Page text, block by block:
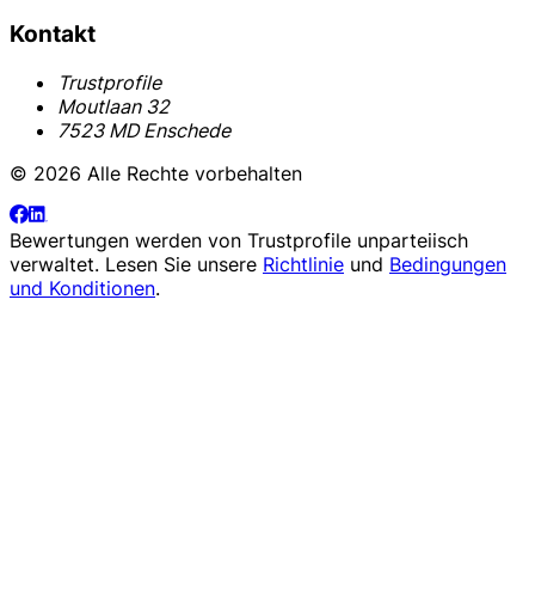
Kontakt
Trustprofile
Moutlaan 32
7523 MD Enschede
© 2026 Alle Rechte vorbehalten
Bewertungen werden von Trustprofile unparteiisch
verwaltet. Lesen Sie unsere Richtlinie und Bedingungen
und Konditionen.